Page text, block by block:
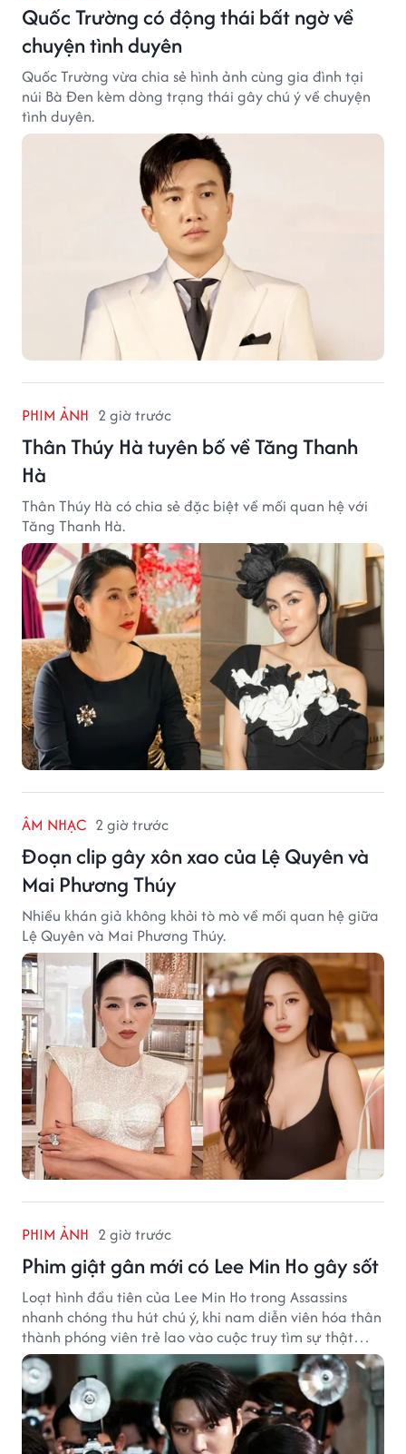
Quốc Trường có động thái bất ngờ về
chuyện tình duyên
Quốc Trường vừa chia sẻ hình ảnh cùng gia đình tại
núi Bà Đen kèm dòng trạng thái gây chú ý về chuyện
tình duyên.
PHIM ẢNH 2 giờ trước
Thân Thúy Hà tuyên bố về Tăng Thanh
Hà
Thân Thúy Hà có chia sẻ đặc biệt về mối quan hệ với
Tăng Thanh Hà.
ÂM NHẠC 2 giờ trước
Đoạn clip gây xôn xao của Lệ Quyên và
Mai Phương Thúy
Nhiều khán giả không khỏi tò mò về mối quan hệ giữa
Lệ Quyên và Mai Phương Thúy.
PHIM ẢNH 2 giờ trước
Phim giật gân mới có Lee Min Ho gây sốt
Loạt hình đầu tiên của Lee Min Ho trong Assassins
nhanh chóng thu hút chú ý, khi nam diễn viên hóa thân
thành phóng viên trẻ lao vào cuộc truy tìm sự thật
phía sau một vụ ám sát gây chấn động Hàn Quốc.